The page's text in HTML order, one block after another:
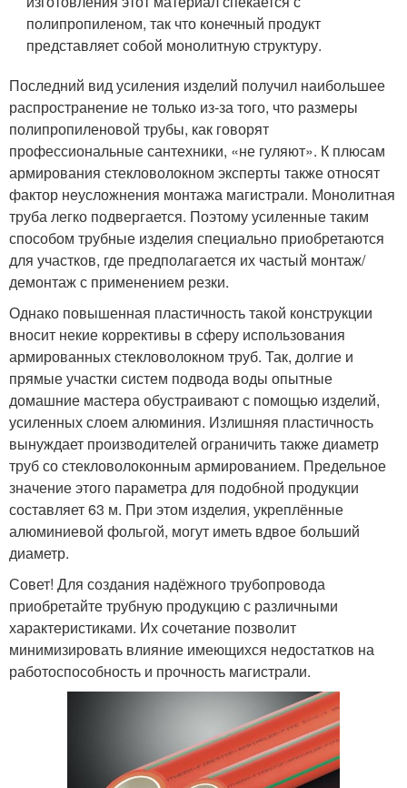
полипропиленом, так что конечный продукт
представляет собой монолитную структуру.
Последний вид усиления изделий получил наибольшее
распространение не только из-за того, что размеры
полипропиленовой трубы, как говорят
профессиональные сантехники, «не гуляют». К плюсам
армирования стекловолокном эксперты также относят
фактор неусложнения монтажа магистрали. Монолитная
труба легко подвергается. Поэтому усиленные таким
способом трубные изделия специально приобретаются
для участков, где предполагается их частый монтаж/
демонтаж с применением резки.
Однако повышенная пластичность такой конструкции
вносит некие коррективы в сферу использования
армированных стекловолокном труб. Так, долгие и
прямые участки систем подвода воды опытные
домашние мастера обустраивают с помощью изделий,
усиленных слоем алюминия. Излишняя пластичность
вынуждает производителей ограничить также диаметр
труб со стекловолоконным армированием. Предельное
значение этого параметра для подобной продукции
составляет 63 м. При этом изделия, укреплённые
алюминиевой фольгой, могут иметь вдвое больший
диаметр.
Совет! Для создания надёжного трубопровода
приобретайте трубную продукцию с различными
характеристиками. Их сочетание позволит
минимизировать влияние имеющихся недостатков на
работоспособность и прочность магистрали.